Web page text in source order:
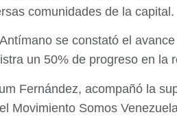
comunidades de la capital.
se constató el
un 50% de progreso en
Fernández, acompañó la
Movimiento Somos